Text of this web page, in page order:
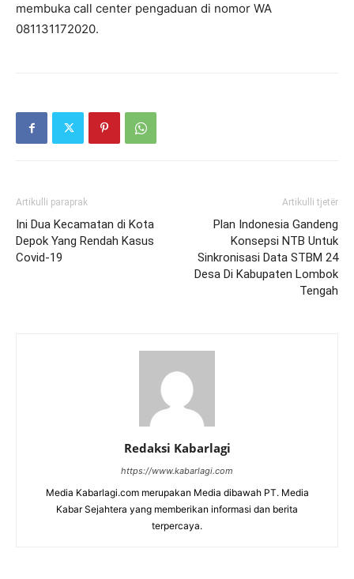
membuka call center pengaduan di nomor WA
081131172020.
Artikulli paraprak
Ini Dua Kecamatan di Kota
Depok Yang Rendah Kasus
Covid-19
Artikulli tjetër
Plan Indonesia Gandeng
Konsepsi NTB Untuk
Sinkronisasi Data STBM 24
Desa Di Kabupaten Lombok
Tengah
Redaksi Kabarlagi
https://www.kabarlagi.com
Media Kabarlagi.com merupakan Media dibawah PT. Media
Kabar Sejahtera yang memberikan informasi dan berita
terpercaya.